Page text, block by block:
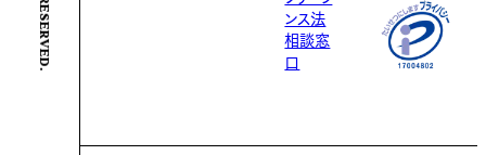
ンス法
相談窓
口